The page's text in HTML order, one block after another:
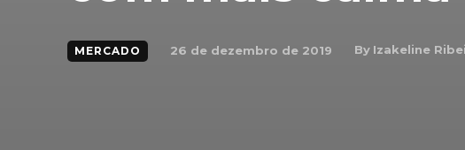
MERCADO 26 de dezembro de 2019 By Izakeline